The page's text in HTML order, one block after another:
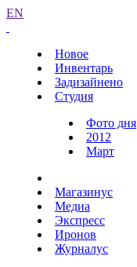
EN
Новое
Инвентарь
Задизайнено
Студия
Фото дня
2012
Март
Магазинус
Медиа
Экспресс
Иронов
Журналус